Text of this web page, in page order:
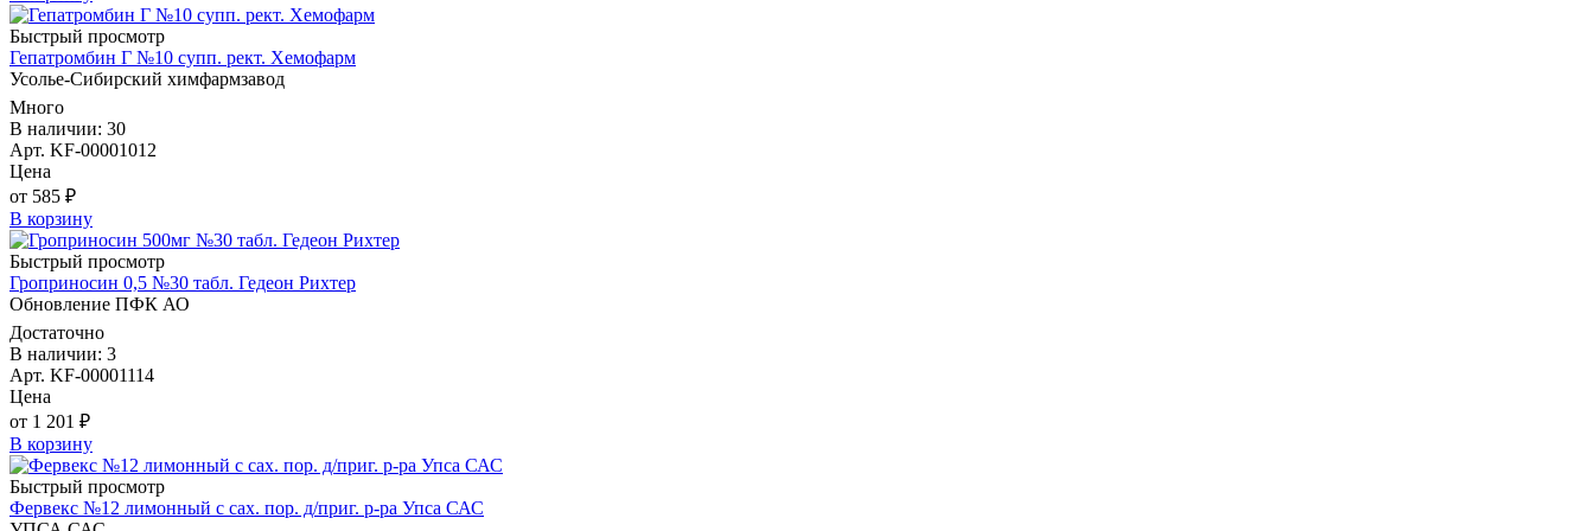
Быстрый просмотр
Гепатромбин Г №10 супп. рект. Хемофарм
Усолье-Сибирский химфармзавод
Много
В наличии: 30
Арт. KF-00001012
Цена
от 585 ₽
В корзину
Быстрый просмотр
Гроприносин 0,5 №30 табл. Гедеон Рихтер
Обновление ПФК АО
Достаточно
В наличии: 3
Арт. KF-00001114
Цена
от 1 201 ₽
В корзину
Быстрый просмотр
Фервекс №12 лимонный с сах. пор. д/приг. р-ра Упса САС